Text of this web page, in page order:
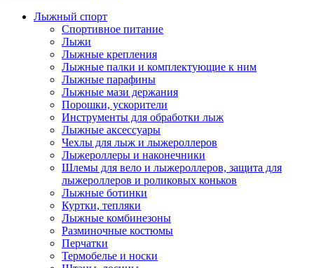
Лыжный спорт
Спортивное питание
Лыжи
Лыжные крепления
Лыжные палки и комплектующие к ним
Лыжные парафины
Лыжные мази держания
Порошки, ускорители
Инструменты для обработки лыж
Лыжные аксессуары
Чехлы для лыж и лыжероллеров
Лыжероллеры и наконечники
Шлемы для вело и лыжероллеров, защита для
лыжероллеров и роликовых коньков
Лыжные ботинки
Куртки, тепляки
Лыжные комбинезоны
Разминочные костюмы
Перчатки
Термобелье и носки